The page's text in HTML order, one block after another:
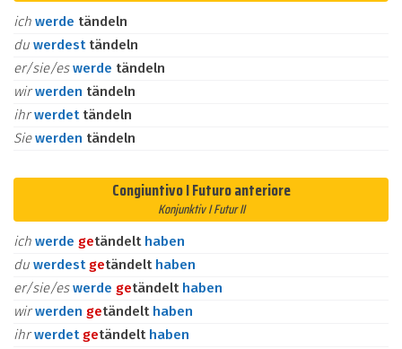
ich werde tändeln
du werdest tändeln
er/sie/eswerde tändeln
wirwerden tändeln
ihrwerdet tändeln
Siewerden tändeln
Congiuntivo I Futuro anteriore
Konjunktiv I Futur II
ich werde getändelt haben
du werdest getändelt haben
er/sie/eswerde getändelt haben
wirwerden getändelt haben
ihrwerdet getändelt haben